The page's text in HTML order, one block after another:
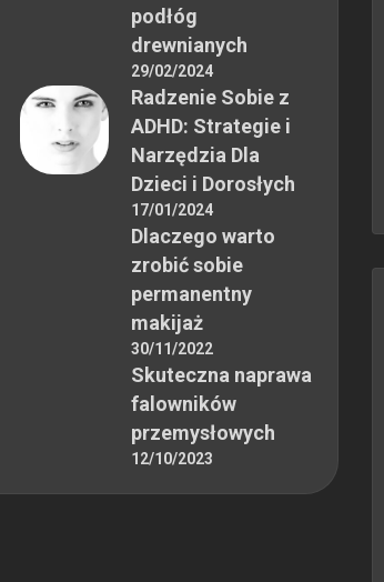
podłóg
drewnianych
29/02/2024
Radzenie Sobie z
ADHD: Strategie i
Narzędzia Dla
Dzieci i Dorosłych
17/01/2024
Dlaczego warto
zrobić sobie
permanentny
makijaż
30/11/2022
Skuteczna naprawa
falowników
przemysłowych
12/10/2023